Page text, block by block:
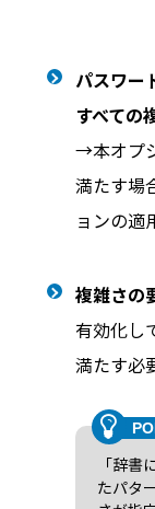
パスワー
すべての
→本オプ
満たす場
ョンの適
複雑さの
有効化し
満たす必
「辞
たパタ